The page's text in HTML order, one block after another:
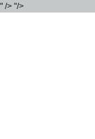
" /> "/>